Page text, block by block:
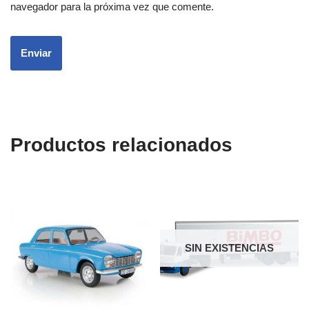
navegador para la próxima vez que comente.
Productos relacionados
SIN EXISTENCIAS